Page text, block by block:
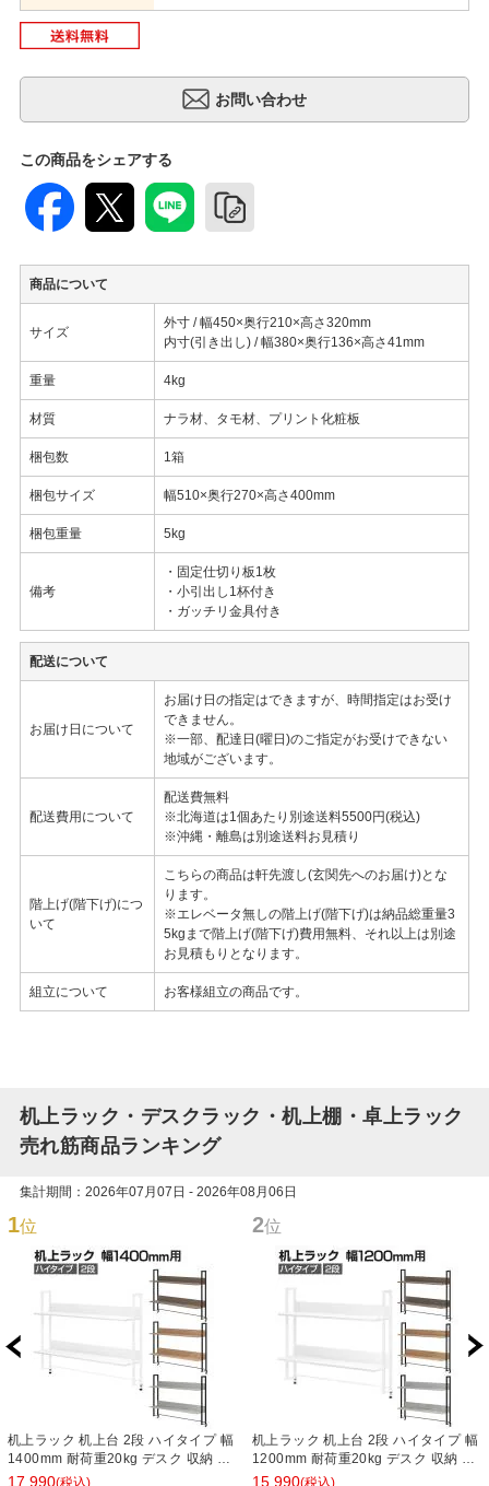
この商品をシェアする
商品について
サイズ
外寸 / 幅450×奥行210×高さ320mm
内寸(引き出し) / 幅380×奥行136×高さ41mm
重量 4kg
材質 ナラ材、タモ材、プリント化粧板
梱包数 1箱
梱包サイズ 幅510×奥行270×高さ400mm
梱包重量 5kg
備考
・固定仕切り板1枚
・小引出し1杯付き
・ガッチリ金具付き
配送について
お届け日について
お届け日の指定はできますが、時間指定はお受け
できません。
※一部、配達日(曜日)のご指定がお受けできない
地域がございます。
配送費用について
配送費無料
※北海道は1個あたり別途送料5500円(税込)
※沖縄・離島は別途送料お見積り
階上げ(階下げ)につ
いて
こちらの商品は軒先渡し(玄関先へのお届け)とな
ります。
※エレベータ無しの階上げ(階下げ)は納品総重量3
5kgまで階上げ(階下げ)費用無料、それ以上は別途
お見積もりとなります。
組立について お客様組立の商品です。
机上ラック・デスクラック・机上棚・卓上ラック
売れ筋商品ランキング
集計期間：2026年07月07日 - 2026年08月06日
1位
机上ラック 机上台 2段 ハイタイプ 幅
1400mm 耐荷重20kg デスク 収納 PC
ラック 卓上ラック モニター台 デスク
17,990(税込)
2位
机上ラック 机上台 2段 ハイタイプ 幅
1200mm 耐荷重20kg デスク 収納 PC
ラック 卓上ラック モニター台 デスク
15,990(税込)